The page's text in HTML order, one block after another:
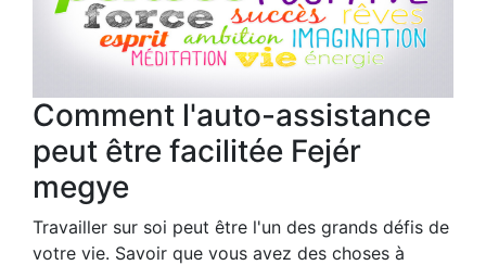
Comment l'auto-assistance
peut être facilitée Fejér
megye
Travailler sur soi peut être l'un des grands défis de
votre vie. Savoir que vous avez des choses à